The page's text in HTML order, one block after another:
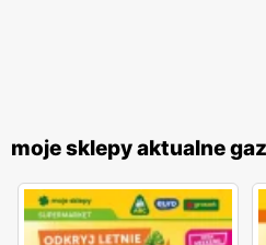
moje sklepy aktualne